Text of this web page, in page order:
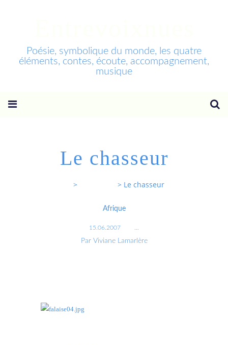
Poésie, symbolique du monde, les quatre
éléments, contes, écoute, accompagnement,
musique
Le chasseur
> > Le chasseur
Afrique
15.06.2007
Par Viviane Lamarlère